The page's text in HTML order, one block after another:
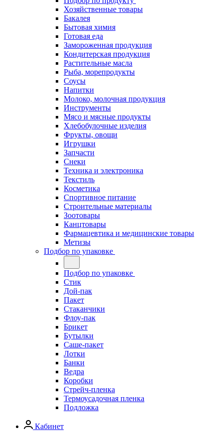
Хозяйственные товары
Бакалея
Бытовая химия
Готовая еда
Замороженная продукция
Кондитерская продукция
Растительные масла
Рыба, морепродукты
Соусы
Напитки
Молоко, молочная продукция
Инструменты
Мясо и мясные продукты
Хлебобулочные изделия
Фрукты, овощи
Игрушки
Запчасти
Снеки
Техника и электроника
Текстиль
Косметика
Спортивное питание
Строительные материалы
Зоотовары
Канцтовары
Фармацевтика и медицинские товары
Метизы
Подбор по упаковке
Подбор по упаковке
Стик
Дой-пак
Пакет
Стаканчики
Флоу-пак
Брикет
Бутылки
Саше-пакет
Лотки
Банки
Ведра
Коробки
Стрейч-пленка
Термоусадочная пленка
Подложка
Кабинет